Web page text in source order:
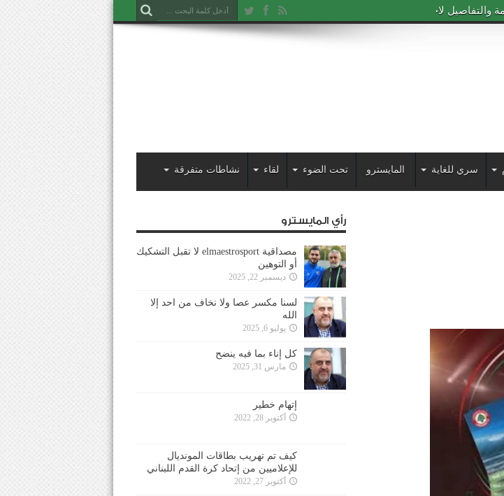
والتفاصيل لاحقاً
سري للغاية المايسترو تحت الضوء لقاء نشاطات متفرقة
رأي المايسترو
مصداقية elmaestrosport لا تقبل التشكيك
أو التوهين
ديسمبر 22, 2025
لسنا مكسر عصا ولا نخاف من احد إلا
الله
يوليو 6, 2025
كل إناء بما فيه ينضح
مارس 31, 2025
إتهام خطير
أكتوبر 28, 2022
كيف تم تهريب بطاقات المونديال
للإعلاميين من إتحاد كرة القدم اللبناني
أكتوبر 27, 2022